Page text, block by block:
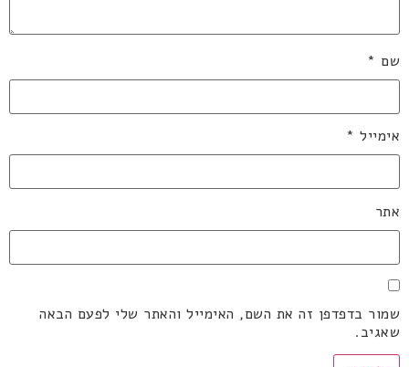
שם *
אימייל *
אתר
שמור בדפדפן זה את השם, האימייל והאתר שלי לפעם הבאה
שאגיב.